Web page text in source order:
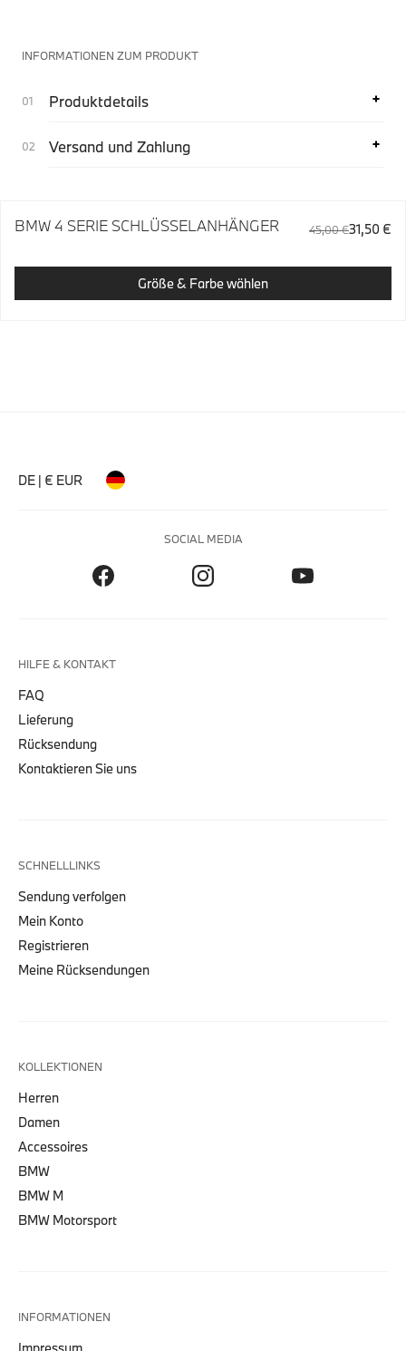
INFORMATIONEN ZUM PRODUKT
Produktdetails
Versand und Zahlung
BMW 4 SERIE SCHLÜSSELANHÄNGER 45,00 €31,50 €
Größe & Farbe wählen
DE | € EUR
SOCIAL MEDIA
HILFE & KONTAKT
FAQ
Lieferung
Rücksendung
Kontaktieren Sie uns
SCHNELLLINKS
Sendung verfolgen
Mein Konto
Registrieren
Meine Rücksendungen
KOLLEKTIONEN
Herren
Damen
Accessoires
BMW
BMW M
BMW Motorsport
INFORMATIONEN